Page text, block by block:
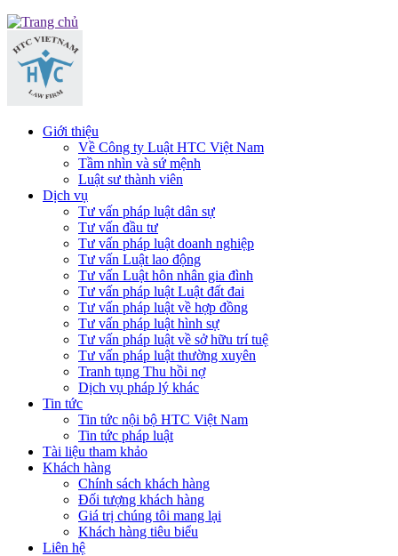
Giới thiệu
Về Công ty Luật HTC Việt Nam
Tầm nhìn và sứ mệnh
Luật sư thành viên
Dịch vụ
Tư vấn pháp luật dân sự
Tư vấn đầu tư
Tư vấn pháp luật doanh nghiệp
Tư vấn Luật lao động
Tư vấn Luật hôn nhân gia đình
Tư vấn pháp luật Luật đất đai
Tư vấn pháp luật về hợp đồng
Tư vấn pháp luật hình sự
Tư vấn pháp luật về sở hữu trí tuệ
Tư vấn pháp luật thường xuyên
Tranh tụng Thu hồi nợ
Dịch vụ pháp lý khác
Tin tức
Tin tức nội bộ HTC Việt Nam
Tin tức pháp luật
Tài liệu tham khảo
Khách hàng
Chính sách khách hàng
Đối tượng khách hàng
Giá trị chúng tôi mang lại
Khách hàng tiêu biểu
Liên hệ